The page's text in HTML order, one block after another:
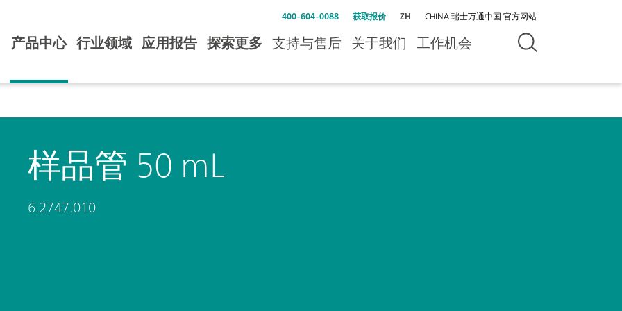
400-604-0088 获取报价 ZH CHINA 瑞士万通中国 官方网站
产品中心 行业领域 应用报告 探索更多 支持与售后 关于我们 工作机会
样品管 50 mL
6.2747.010